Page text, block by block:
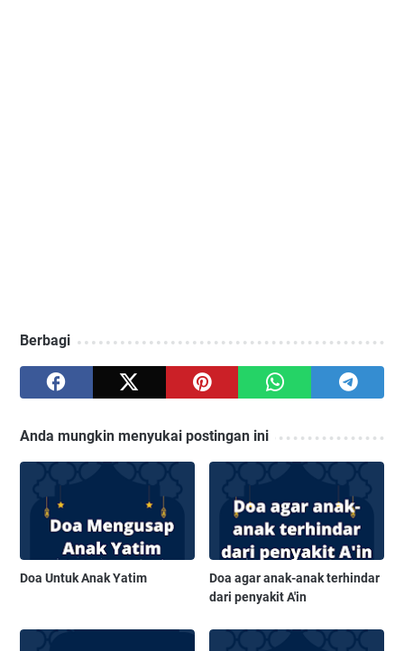
Berbagi
Anda mungkin menyukai postingan ini
Doa Untuk Anak Yatim
Doa agar anak-anak terhindar
dari penyakit A'in